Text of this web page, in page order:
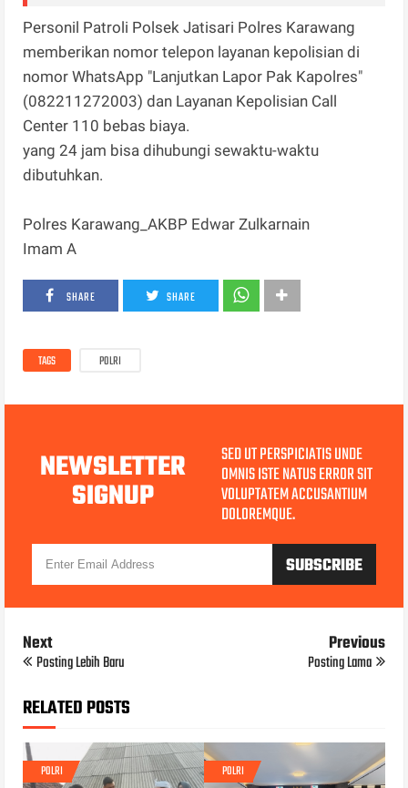
Personil Patroli Polsek Jatisari Polres Karawang
memberikan nomor telepon layanan kepolisian di
nomor WhatsApp "Lanjutkan Lapor Pak Kapolres"
(082211272003) dan Layanan Kepolisian Call
Center 110 bebas biaya.
yang 24 jam bisa dihubungi sewaktu-waktu
dibutuhkan.
Polres Karawang_AKBP Edwar Zulkarnain
Imam A
SHARE SHARE
TAGS POLRI
NEWSLETTER
SIGNUP
SED UT PERSPICIATIS UNDE
OMNIS ISTE NATUS ERROR SIT
VOLUPTATEM ACCUSANTIUM
DOLOREMQUE.
Next
Posting Lebih Baru
Previous
Posting Lama
RELATED POSTS
POLRI POLRI